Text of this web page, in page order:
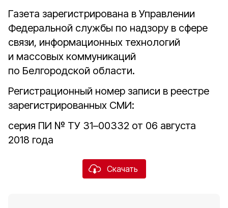
Газета зарегистрирована в Управлении
Федеральной службы по надзору в сфере
связи, информационных технологий
и массовых коммуникаций
по Белгородской области.
Регистрационный номер записи в реестре
зарегистрированных СМИ:
серия ПИ № ТУ 31–00332 от 06 августа
2018 года
Скачать